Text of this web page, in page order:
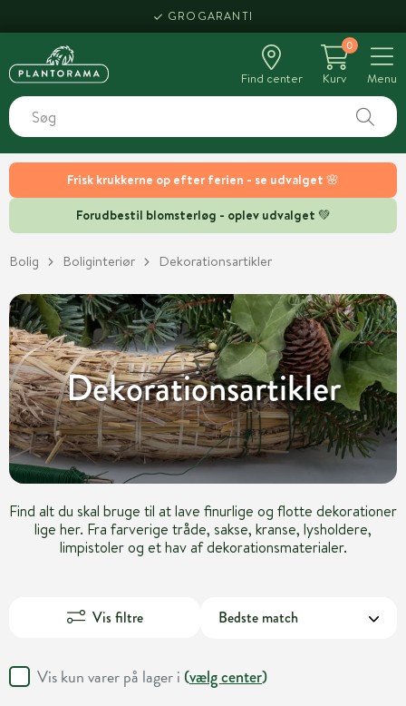
Frisk krukkerne op efter ferien - se udvalget 🌸
Forudbestil blomsterløg - oplev udvalget 💚
HENT SAMME DAG
Find center
0
Kurv
Menu
Bolig Boliginteriør Dekorationsartikler
Dekorationsartikler
Find alt du skal bruge til at lave finurlige og flotte dekorationer
lige her. Fra farverige tråde, sakse, kranse, lysholdere,
limpistoler og et hav af dekorationsmaterialer.
Vis filtre
Vis kun varer på lager i (vælg center)